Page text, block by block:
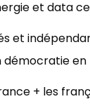
et data
et
démocratie en
+ les